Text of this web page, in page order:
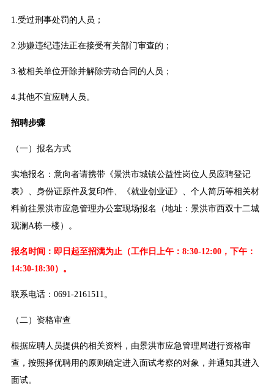
1.受过刑事处罚的人员；
2.涉嫌违纪违法正在接受有关部门审查的；
3.被相关单位开除并解除劳动合同的人员；
4.其他不宜应聘人员。
招聘步骤
（一）报名方式
实地报名：意向者请携带《景洪市城镇公益性岗位人员应聘登记
表》、身份证原件及复印件、《就业创业证》、个人简历等相关材
料前往景洪市应急管理办公室现场报名（地址：景洪市西双十二城
观澜A栋一楼）。
报名时间：即日起至招满为止（工作日上午：8:30-12:00，下午：
14:30-18:30）。
联系电话：0691-2161511。
（二）资格审查
根据应聘人员提供的相关资料，由景洪市应急管理局进行资格审
查，按照择优聘用的原则确定进入面试考察的对象，并通知其进入
面试。